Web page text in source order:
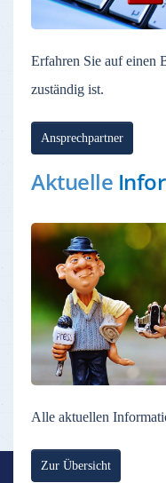
Erfahren Sie auf einen
zuständig ist.
Ansprechpartner
Aktuelle
Alle aktuellen
Zur Übersicht